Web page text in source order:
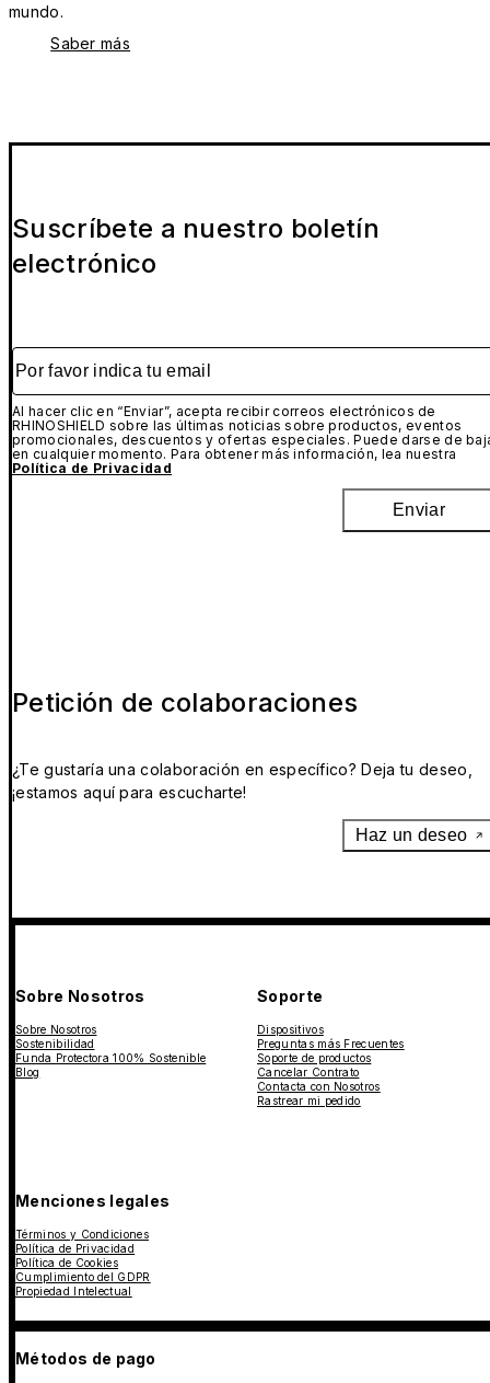
mundo.
Saber más
Suscríbete a nuestro boletín
electrónico
Por favor indica tu email
Al hacer clic en “Enviar”, acepta recibir correos electrónicos de
RHINOSHIELD sobre las últimas noticias sobre productos, eventos
promocionales, descuentos y ofertas especiales. Puede darse de
en cualquier momento. Para obtener más información, lea nuestra
Política de Privacidad
Enviar
Petición de colaboraciones
¿Te gustaría una colaboración en específico? Deja tu deseo,
¡estamos aquí para escucharte!
Haz un deseo
Sobre Nosotros
Sobre Nosotros
Sostenibilidad
Funda Protectora 100% Sostenible
Blog
Soporte
Dispositivos
Preguntas más Frecuentes
Soporte de productos
Cancelar Contrato
Contacta con Nosotros
Rastrear mi pedido
Menciones legales
Términos y Condiciones
Política de Privacidad
Política de Cookies
Cumplimiento del GDPR
Propiedad Intelectual
Métodos de pago